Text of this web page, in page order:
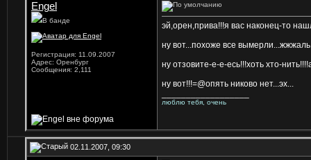
Engel
В банде
Регистрация: 11.09.2007
Адрес: Оренбург
Сообщения: 2,111
эй,орен,прива!!!я вас наконец-то
ну вот...похоже все
ну отзовите-е-е-есь!!!хоть хто-
ну вот!!!=@опять никово нет...эх...
люблю тебя, очень
02.11.2007, 09:30